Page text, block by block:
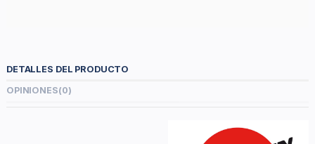
DETALLES DEL PRODUCTO
OPINIONES(0)